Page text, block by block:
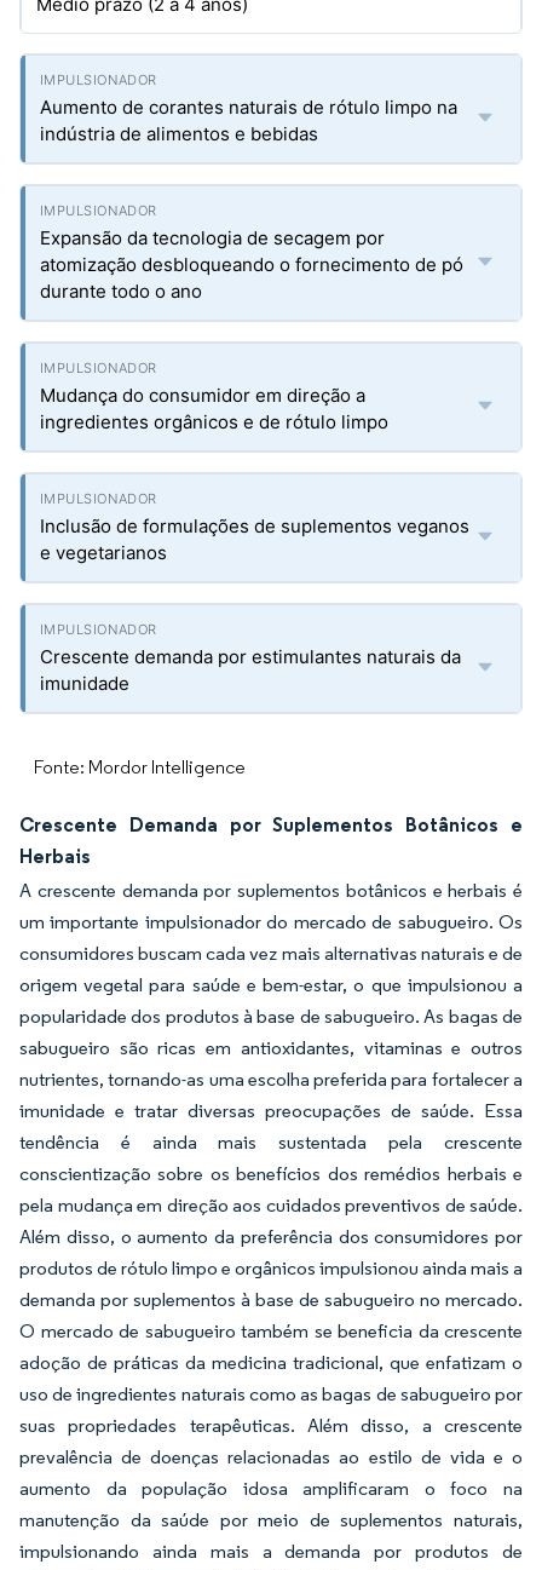
Aumento de corantes naturais de rótulo limpo na
indústria de alimentos e bebidas
Expansão da tecnologia de secagem por
atomização desbloqueando o fornecimento de pó
durante todo o ano
Mudança do consumidor em direção a
ingredientes orgânicos e de rótulo limpo
Inclusão de formulações de suplementos veganos
e vegetarianos
Crescente demanda por estimulantes naturais da
imunidade
Fonte: Mordor Intelligence
Crescente Demanda por Suplementos Botânicos e
Herbais
A crescente demanda por suplementos botânicos e herbais é
um importante impulsionador do mercado de sabugueiro. Os
consumidores buscam cada vez mais alternativas naturais e de
origem vegetal para saúde e bem-estar, o que impulsionou a
popularidade dos produtos à base de sabugueiro. As bagas de
sabugueiro são ricas em antioxidantes, vitaminas e outros
nutrientes, tornando-as uma escolha preferida para fortalecer a
imunidade e tratar diversas preocupações de saúde. Essa
tendência é ainda mais sustentada pela crescente
conscientização sobre os benefícios dos remédios herbais e
pela mudança em direção aos cuidados preventivos de saúde.
Além disso, o aumento da preferência dos consumidores por
produtos de rótulo limpo e orgânicos impulsionou ainda mais a
demanda por suplementos à base de sabugueiro no mercado.
O mercado de sabugueiro também se beneficia da crescente
adoção de práticas da medicina tradicional, que enfatizam o
uso de ingredientes naturais como as bagas de sabugueiro por
suas propriedades terapêuticas. Além disso, a crescente
prevalência de doenças relacionadas ao estilo de vida e o
aumento da população idosa amplificaram o foco na
manutenção da saúde por meio de suplementos naturais,
impulsionando ainda mais a demanda por produtos de